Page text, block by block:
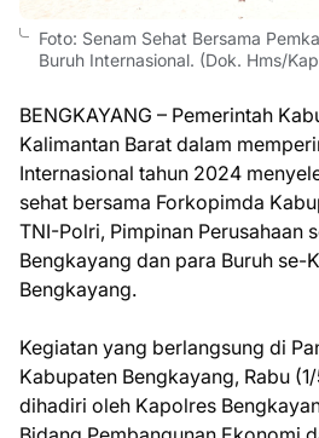
Foto: Senam Sehat Bersama
Buruh Internasional. (Dok. Hms/
BENGKAYANG – Pemerintah
Kalimantan Barat dalam
Internasional tahun 2024
sehat bersama Forkopimda
TNI-Polri, Pimpinan Perusahaan
Bengkayang dan para Buruh se-
Bengkayang.
Kegiatan yang berlangsung di
Kabupaten Bengkayang, Rabu
dihadiri oleh Kapolres